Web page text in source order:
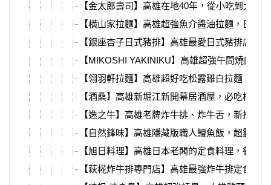
【金太郎壽司】高雄在地40年，從小吃到大的
【橫山家拉麵】高雄超強魚介醬油拉麵，日本
【銀座杏子日式豬排】高雄最愛日式豬排店，
【MIKOSHI YAKINIKU】高雄超強午間燒肉定
【翎羽軒拉麵】高雄超好吃松露雞白拉麵，湯
【酒桑】高雄新堀江新開幕居酒屋，必吃松露
【逸之牛】高雄老牌炸牛排、炸牛舌，新推出
【自然鋒味】高雄隱藏版職人鰻魚飯，超霸氣
【旭日料理】高雄日本老闆的定食料理，餐點
【萩椛炸牛排專門店】高雄最強炸牛排定食，